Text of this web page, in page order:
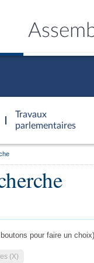
Travaux
parlementaires
pour faire un choix)
(X)